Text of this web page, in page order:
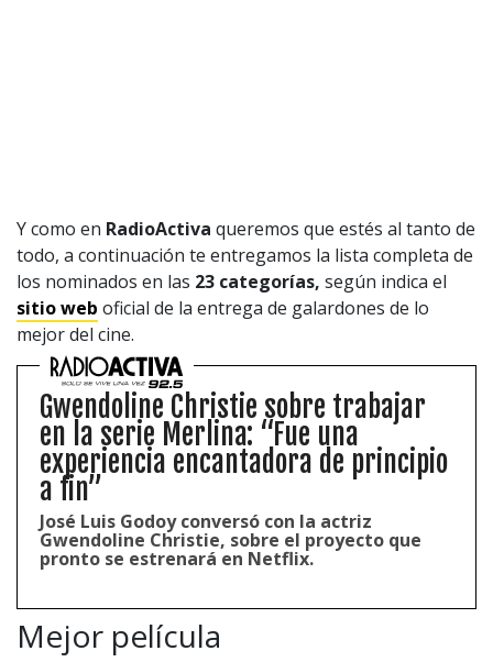
Y como en RadioActiva queremos que estés al tanto de
todo, a continuación te entregamos la lista completa de
los nominados en las 23 categorías, según indica el
sitio web oficial de la entrega de galardones de lo
mejor del cine.
Gwendoline Christie sobre trabajar
en la serie Merlina: “Fue una
experiencia encantadora de principio
a fin”
José Luis Godoy conversó con la actriz
Gwendoline Christie, sobre el proyecto que
pronto se estrenará en Netflix.
Mejor película